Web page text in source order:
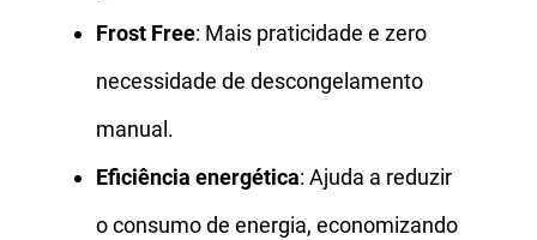
Frost Free: Mais praticidade e zero
necessidade de descongelamento
manual.
Eficiência energética: Ajuda a reduzir
o consumo de energia, economizando